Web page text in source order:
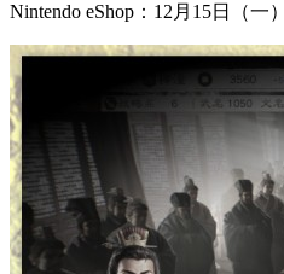
Nintendo eShop：12月15日（一